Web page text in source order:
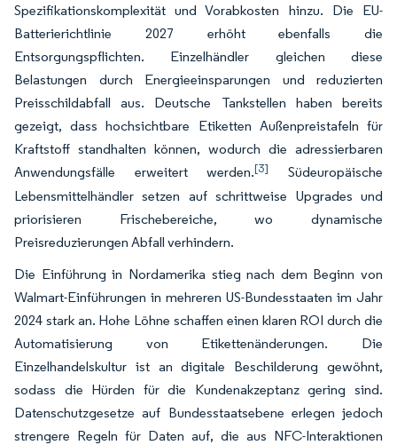
Spezifikationskomplexität und Vorabkosten hinzu. Die EU-
Batterierichtlinie 2027 erhöht ebenfalls die
Entsorgungspflichten. Einzelhändler gleichen diese
Belastungen durch Energieeinsparungen und reduzierten
Preisschildabfall aus. Deutsche Tankstellen haben bereits
gezeigt, dass hochsichtbare Etiketten Außenpreistafeln für
Kraftstoff standhalten können, wodurch die adressierbaren
Anwendungsfälle erweitert werden.[3]
Südeuropäische
Lebensmittelhändler setzen auf schrittweise Upgrades und
priorisieren Frischebereiche, wo dynamische
Preisreduzierungen Abfall verhindern.
Die Einführung in Nordamerika stieg nach dem Beginn von
Walmart-Einführungen in mehreren US-Bundesstaaten im Jahr
2024 stark an. Hohe Löhne schaffen einen klaren ROI durch die
Automatisierung von Etikettenänderungen. Die
Einzelhandelskultur ist an digitale Beschilderung gewöhnt,
sodass die Hürden für die Kundenakzeptanz gering sind.
Datenschutzgesetze auf Bundesstaatsebene erlegen jedoch
strengere Regeln für Daten auf, die aus NFC-Interaktionen